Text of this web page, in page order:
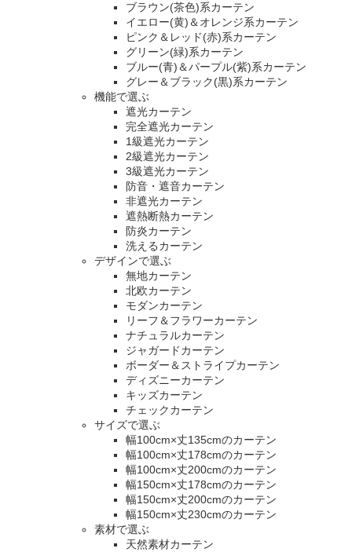
ブラウン(茶色)系カーテン
イエロー(黄)＆オレンジ系カーテン
ピンク＆レッド(赤)系カーテン
グリーン(緑)系カーテン
ブルー(青)＆パープル(紫)系カーテン
グレー＆ブラック(黒)系カーテン
機能で選ぶ
遮光カーテン
完全遮光カーテン
1級遮光カーテン
2級遮光カーテン
3級遮光カーテン
防音・遮音カーテン
非遮光カーテン
遮熱断熱カーテン
防炎カーテン
洗えるカーテン
デザインで選ぶ
無地カーテン
北欧カーテン
モダンカーテン
リーフ＆フラワーカーテン
ナチュラルカーテン
ジャガードカーテン
ボーダー＆ストライプカーテン
ディズニーカーテン
キッズカーテン
チェックカーテン
サイズで選ぶ
幅100cm×丈135cmのカーテン
幅100cm×丈178cmのカーテン
幅100cm×丈200cmのカーテン
幅150cm×丈178cmのカーテン
幅150cm×丈200cmのカーテン
幅150cm×丈230cmのカーテン
素材で選ぶ
天然素材カーテン